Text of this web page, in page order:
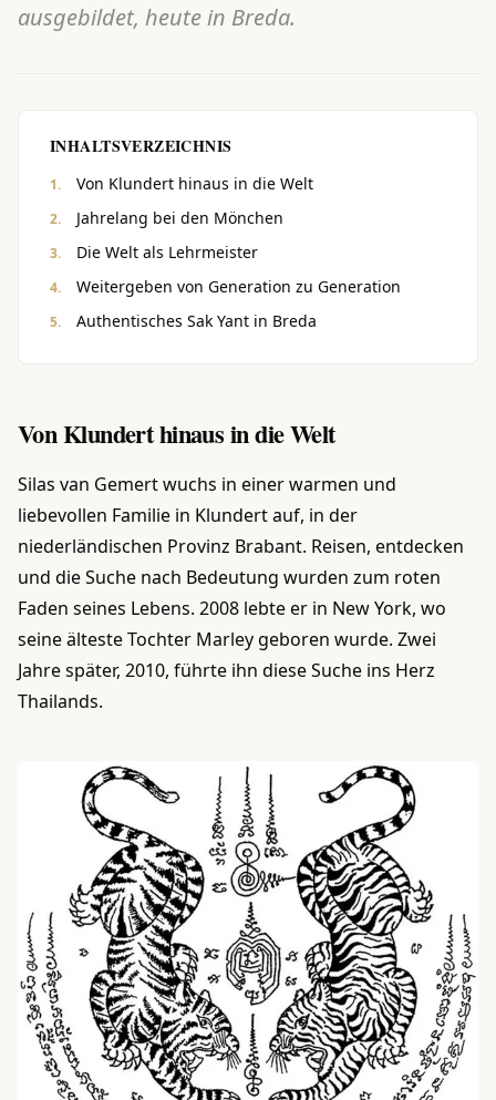
ausgebildet, heute in Breda.
INHALTSVERZEICHNIS
Von Klundert hinaus in die Welt
Jahrelang bei den Mönchen
Die Welt als Lehrmeister
Weitergeben von Generation zu Generation
Authentisches Sak Yant in Breda
Von Klundert hinaus in die Welt
Silas van Gemert wuchs in einer warmen und
liebevollen Familie in Klundert auf, in der
niederländischen Provinz Brabant. Reisen, entdecken
und die Suche nach Bedeutung wurden zum roten
Faden seines Lebens. 2008 lebte er in New York, wo
seine älteste Tochter Marley geboren wurde. Zwei
Jahre später, 2010, führte ihn diese Suche ins Herz
Thailands.